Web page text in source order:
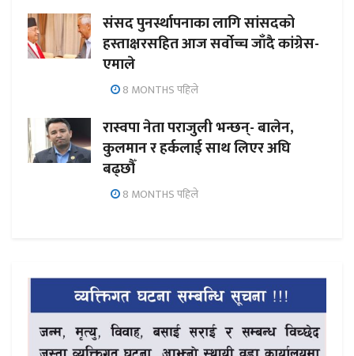
संसद पुनर्स्थापनाका लागि सांसदको
हस्ताक्षरसहित आज सर्वोच्च जाँदै कांग्रेस-
एमाले
8 MONTHS पहिले
रास्वपा नेता पराजुली भन्छन्- बालेन,
कुलमान र हर्कलाई साथ लिएर अघि
बढ्छौँ
8 MONTHS पहिले